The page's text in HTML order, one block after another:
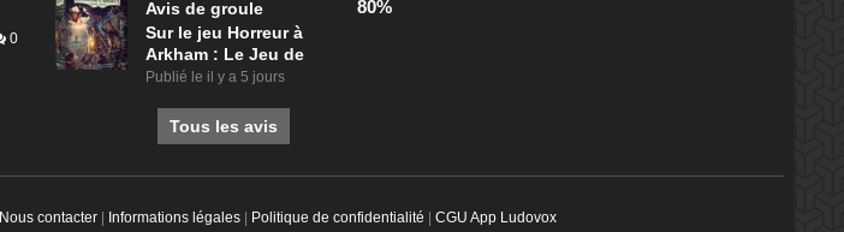
0
Avis de groule
Sur le jeu Horreur à
Arkham : Le Jeu de
Publié le il y a 5 jours
80%
Tous les avis
Nous contacter| Informations légales| Politique de confidentialité CGU App Ludovox